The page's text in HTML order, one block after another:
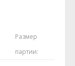
20 шт
Размер
партии: